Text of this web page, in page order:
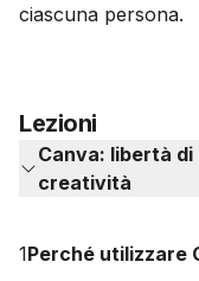
ciascuna persona.
Lezioni
Canva: libertà
creatività
1Perché utilizzare